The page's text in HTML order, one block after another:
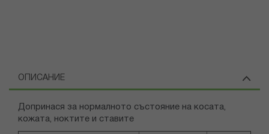
ОПИСАНИЕ
Допринася за нормалното състояние на косата,
кожата, ноктите и ставите